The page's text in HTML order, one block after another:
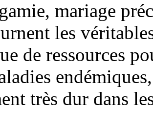
mariage
les
de ressources
très dur dans